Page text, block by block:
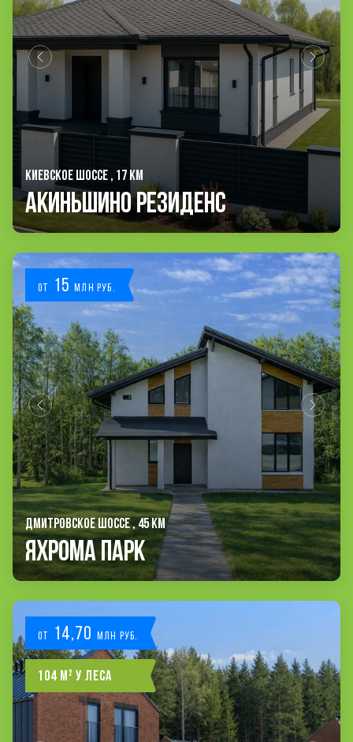
КИЕВСКОЕ ШОССЕ , 17 КМ
Акиньшино Резиденс
от 15млн руб.
ДМИТРОВСКОЕ ШОССЕ , 45 КМ
Яхрома Парк
от 14,70 млн руб.
104 м² у леса